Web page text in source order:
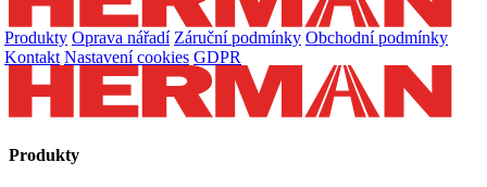
Produkty Oprava nářadí Záruční podmínky Obchodní podmínky
Kontakt Nastavení cookies GDPR
Produkty